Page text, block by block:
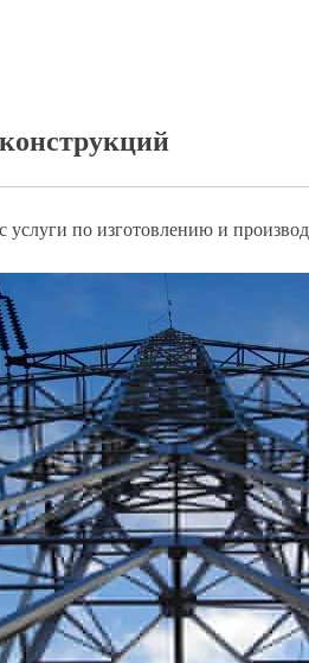
услуги по изготовлению и